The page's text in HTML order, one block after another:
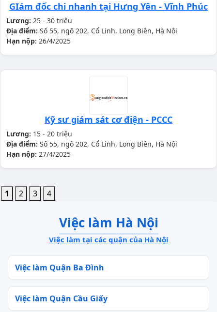
GIám đốc chi nhanh tại Hưng Yên - Vĩnh Phúc
Lương: 25 - 30 triệu
Địa điểm: Số 55, ngõ 202, Cổ Linh, Long Biên, Hà Nội
Hạn nộp: 26/4/2025
Kỹ sư giám sát cơ điện - PCCC
Lương: 15 - 20 triệu
Địa điểm: Số 55, ngõ 202, Cổ Linh, Long Biên, Hà Nội
Hạn nộp: 27/4/2025
1 2 3 4
Việc làm Hà Nội
Việc làm tại các quận của Hà Nội
Việc làm Quận Ba Đình
Việc làm Quận Cầu Giấy